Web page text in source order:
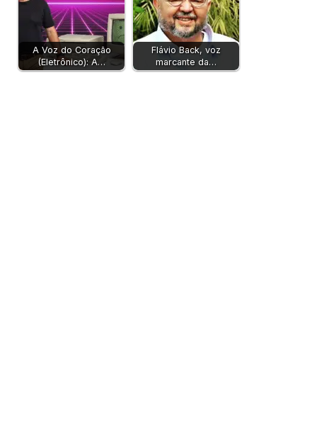
A Voz do Coração
(Eletrônico): A…
Flávio Back, voz
marcante da…